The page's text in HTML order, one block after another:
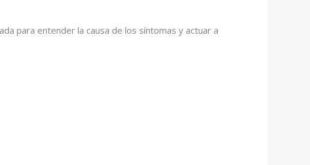
para entender la causa de los síntomas y actuar a